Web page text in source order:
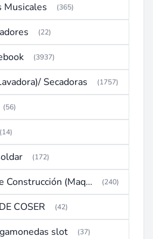
Musicales (365)
(22)
(3937)
Secadoras (1757)
(56)
(14)
(172)
Maquinaria de Construcción (Maquinaria Pesada) (240)
COSER (42)
slot (37)